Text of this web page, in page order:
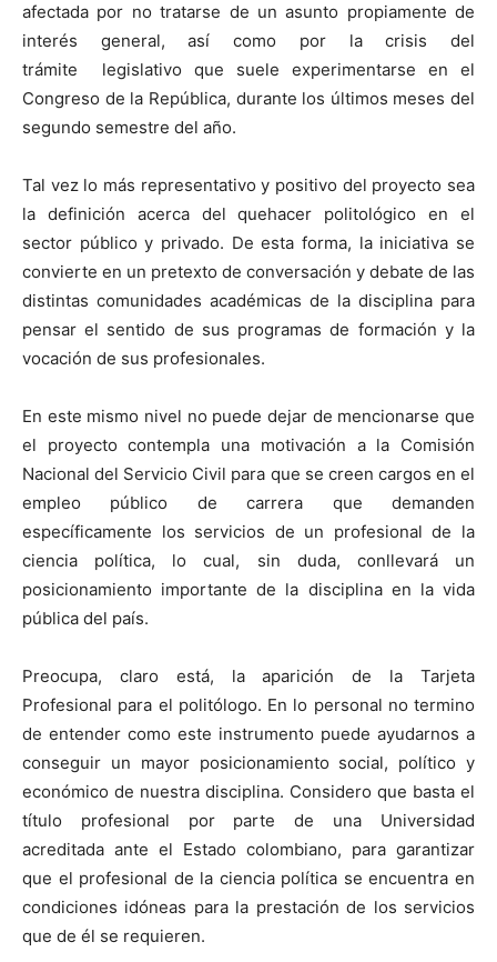
afectada por no tratarse de un asunto propiamente de
interés general, así como por la crisis del
trámite legislativo que suele experimentarse en el
Congreso de la República, durante los últimos meses del
segundo semestre del año.
Tal vez lo más representativo y positivo del proyecto sea
la definición acerca del quehacer politológico en el
sector público y privado. De esta forma, la iniciativa se
convierte en un pretexto de conversación y debate de las
distintas comunidades académicas de la disciplina para
pensar el sentido de sus programas de formación y la
vocación de sus profesionales.
En este mismo nivel no puede dejar de mencionarse que
el proyecto contempla una motivación a la Comisión
Nacional del Servicio Civil para que se creen cargos en el
empleo público de carrera que demanden
específicamente los servicios de un profesional de la
ciencia política, lo cual, sin duda, conllevará un
posicionamiento importante de la disciplina en la vida
pública del país.
Preocupa, claro está, la aparición de la Tarjeta
Profesional para el politólogo. En lo personal no termino
de entender como este instrumento puede ayudarnos a
conseguir un mayor posicionamiento social, político y
económico de nuestra disciplina. Considero que basta el
título profesional por parte de una Universidad
acreditada ante el Estado colombiano, para garantizar
que el profesional de la ciencia política se encuentra en
condiciones idóneas para la prestación de los servicios
que de él se requieren.